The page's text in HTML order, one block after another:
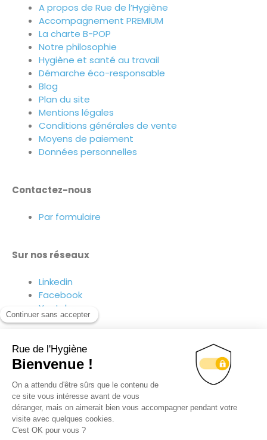
A propos de Rue de l’Hygiène
Accompagnement PREMIUM
La charte B-POP
Notre philosophie
Hygiène et santé au travail
Démarche éco-responsable
Blog
Plan du site
Mentions légales
Conditions générales de vente
Moyens de paiement
Données personnelles
Contactez-nous
Par formulaire
Sur nos réseaux
Linkedin
Facebook
Youtube
Suivez-nous sur nos réseaux !